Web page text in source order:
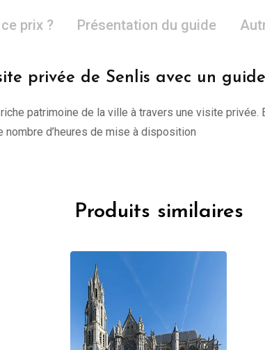
prix ? Présentation du guide
privée de Senlis avec un
patrimoine de la ville à travers une visite
d’heures de mise à disposition
Produits similaires